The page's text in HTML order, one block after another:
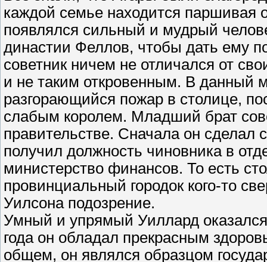
каждой семье находится паршивая
появлялся сильный и мудрый
династии Феллов, чтобы дать ему
советник ничем не отличался от
и не таким откровенным. В данный
разгорающийся пожар в столице,
слабым королем. Младший брат
правительстве. Сначала он сделал
получил должность чиновника в
министерство финансов. То есть
провинциальный городок кого-то
Уилсона подозрение.
Умный и упрямый Уиллард
года он обладал прекрасным
общем, он являлся образцом